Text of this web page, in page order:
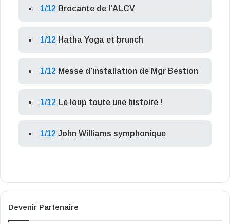
1/12 Brocante de l’ALCV
1/12 Hatha Yoga et brunch
1/12 Messe d’installation de Mgr Bestion
1/12 Le loup toute une histoire !
1/12 John Williams symphonique
Devenir Partenaire